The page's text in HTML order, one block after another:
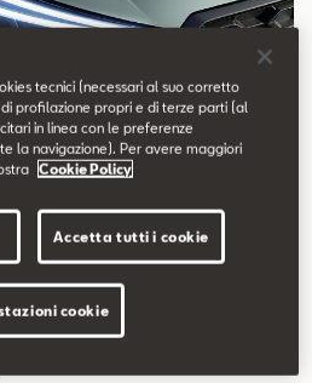
tecnici (necessari al suo corretto
profilazione propri e di terze parti (al
in linea con le preferenze
la navigazione). Per avere maggiori
Cookie Policy
Accetta tutti i cookie
cookie